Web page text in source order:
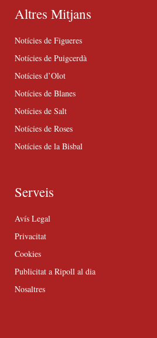
Altres Mitjans
Notícies de Figueres
Notícies de Puigcerdà
Notícies d’Olot
Notícies de Blanes
Notícies de Salt
Notícies de Roses
Notícies de la Bisbal
Serveis
Avís Legal
Privacitat
Cookies
Publicitat a Ripoll al dia
Nosaltres